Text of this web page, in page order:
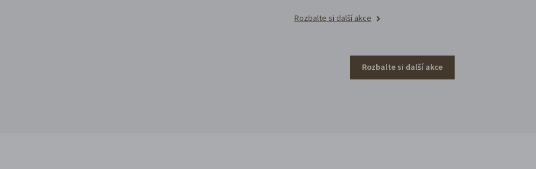
Rozbalte si další akce
Rozbalte si další akce